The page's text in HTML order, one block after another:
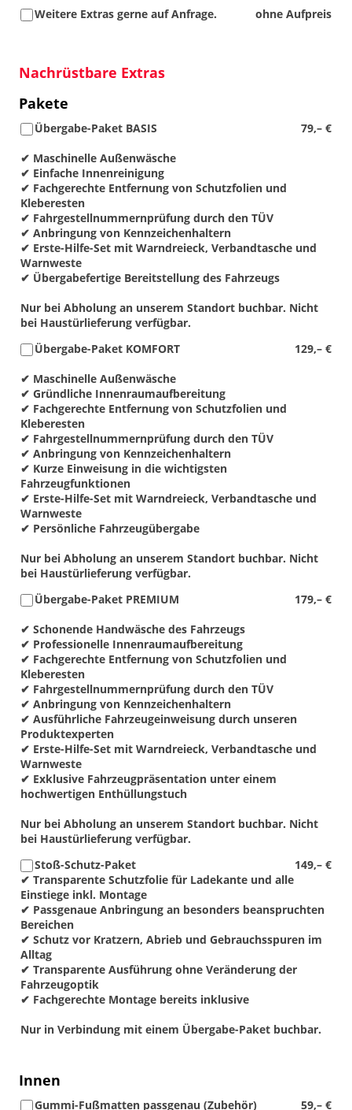
ohne Aufpreis
Weitere Extras gerne auf Anfrage.
Nachrüstbare Extras
Pakete
79,– €
Übergabe-Paket BASIS
✔ Maschinelle Außenwäsche
✔ Einfache Innenreinigung
✔ Fachgerechte Entfernung von Schutzfolien und
Kleberesten
✔ Fahrgestellnummernprüfung durch den TÜV
✔ Anbringung von Kennzeichenhaltern
✔ Erste-Hilfe-Set mit Warndreieck, Verbandtasche und
Warnweste
✔ Übergabefertige Bereitstellung des Fahrzeugs
Nur bei Abholung an unserem Standort buchbar. Nicht
bei Haustürlieferung verfügbar.
129,– €
Übergabe-Paket KOMFORT
✔ Maschinelle Außenwäsche
✔ Gründliche Innenraumaufbereitung
✔ Fachgerechte Entfernung von Schutzfolien und
Kleberesten
✔ Fahrgestellnummernprüfung durch den TÜV
✔ Anbringung von Kennzeichenhaltern
✔ Kurze Einweisung in die wichtigsten
Fahrzeugfunktionen
✔ Erste-Hilfe-Set mit Warndreieck, Verbandtasche und
Warnweste
✔ Persönliche Fahrzeugübergabe
Nur bei Abholung an unserem Standort buchbar. Nicht
bei Haustürlieferung verfügbar.
179,– €
Übergabe-Paket PREMIUM
✔ Schonende Handwäsche des Fahrzeugs
✔ Professionelle Innenraumaufbereitung
✔ Fachgerechte Entfernung von Schutzfolien und
Kleberesten
✔ Fahrgestellnummernprüfung durch den TÜV
✔ Anbringung von Kennzeichenhaltern
✔ Ausführliche Fahrzeugeinweisung durch unseren
Produktexperten
✔ Erste-Hilfe-Set mit Warndreieck, Verbandtasche und
Warnweste
✔ Exklusive Fahrzeugpräsentation unter einem
hochwertigen Enthüllungstuch
Nur bei Abholung an unserem Standort buchbar. Nicht
bei Haustürlieferung verfügbar.
149,– €
Stoß-Schutz-Paket
✔ Transparente Schutzfolie für Ladekante und alle
Einstiege inkl. Montage
✔ Passgenaue Anbringung an besonders beanspruchten
Bereichen
✔ Schutz vor Kratzern, Abrieb und Gebrauchsspuren im
Alltag
✔ Transparente Ausführung ohne Veränderung der
Fahrzeugoptik
✔ Fachgerechte Montage bereits inklusive
Nur in Verbindung mit einem Übergabe-Paket buchbar.
Innen
59,– €
Gummi-Fußmatten passgenau (Zubehör)